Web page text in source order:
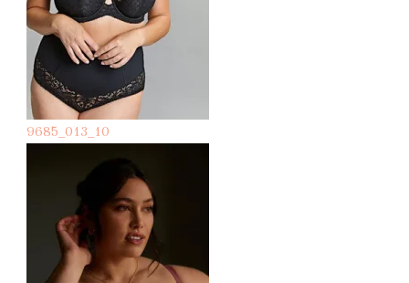
9685_013_10